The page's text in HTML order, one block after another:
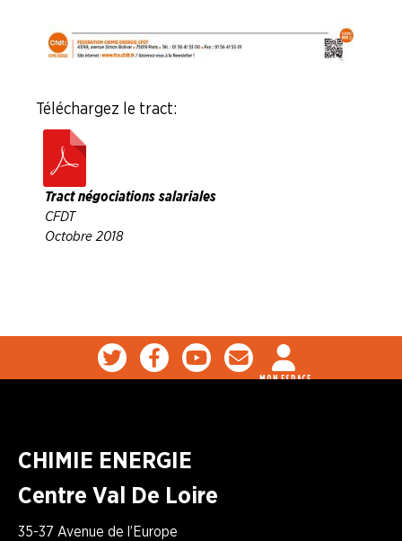
Téléchargez le tract :
Tract négociations salariales
CFDT
Octobre 2018
MON ESPACE
CHIMIE ENERGIE
Centre Val De Loire
35-37 Avenue de l’Europe